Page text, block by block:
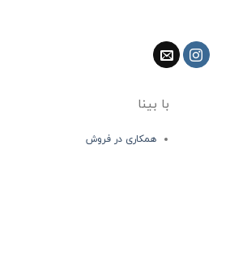
با بینا
همکاری در فروش